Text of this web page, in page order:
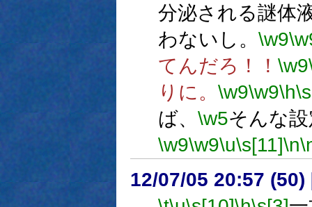
分泌される謎体
わないし。 \w9
てんだろ！！ \w9
りに。 \w9\w9\h
ば、 \w5そんな
\w9\w9\u\s[11]\n
12/07/05 20:57 (50)